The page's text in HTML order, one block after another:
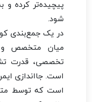
پیچیده‌تر کرده و
شود.
در یک جمع‌بندی
میان متخصص
تخصصی، قدرت
است. جااندازی
است که توسط